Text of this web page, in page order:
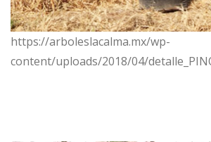
https://arboleslacalma.mx/wp-
content/uploads/2018/04/